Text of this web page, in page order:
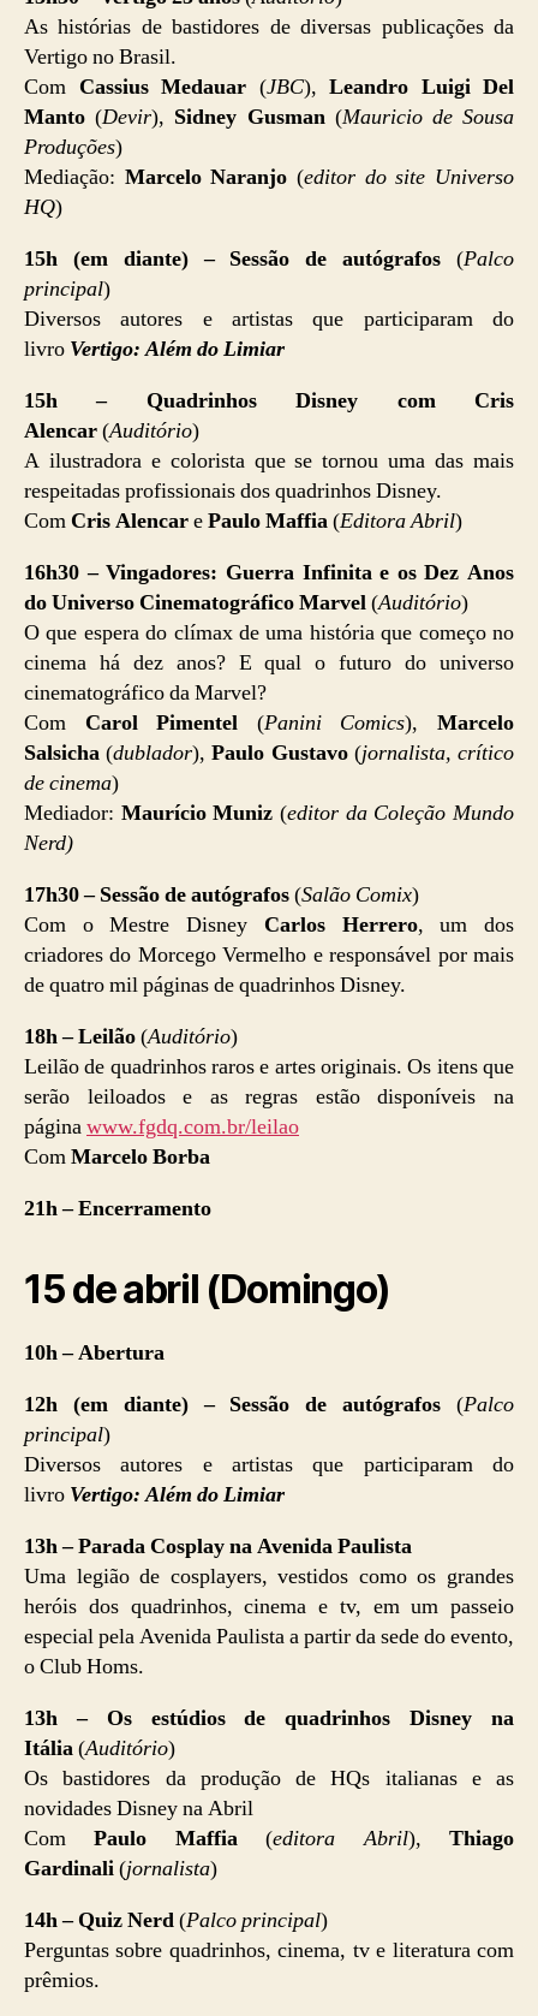
As histórias de bastidores de diversas publicações da
Vertigo no Brasil.
Com Cassius Medauar (JBC), Leandro Luigi Del
Manto (Devir), Sidney Gusman(Mauricio de Sousa
Produções)
Mediação: Marcelo Naranjo (editor do site Universo
HQ)
15h (em diante) – Sessão de autógrafos (Palco
principal)
Diversos autores e artistas que participaram do
livro Vertigo: Além do Limiar
15h – Quadrinhos Disney com Cris
Alencar(Auditório)
A ilustradora e colorista que se tornou uma das mais
respeitadas profissionais dos quadrinhos Disney.
Com Cris AlencarePaulo Maffia(Editora Abril)
16h30 – Vingadores: Guerra Infinita e os Dez Anos
do Universo Cinematográfico Marvel(Auditório)
O que espera do clímax de uma história que começo no
cinema há dez anos? E qual o futuro do universo
cinematográfico da Marvel?
Com Carol Pimentel (Panini Comics),Marcelo
Salsicha (dublador),Paulo Gustavo(jornalista, crítico
de cinema)
Mediador: Maurício Muniz (editor da Coleção Mundo
Nerd)
17h30 – Sessão de autógrafos(Salão Comix)
Com o Mestre Disney Carlos Herrero, um dos
criadores do Morcego Vermelho e responsável por mais
de quatro mil páginas de quadrinhos Disney.
18h – Leilão(Auditório)
Leilão de quadrinhos raros e artes originais. Os itens que
serão leiloados e as regras estão disponíveis na
páginawww.fgdq.com.br/leilao
ComMarcelo Borba
21h – Encerramento
15 de abril (Domingo)
10h – Abertura
12h (em diante) – Sessão de autógrafos (Palco
principal)
Diversos autores e artistas que participaram do
livro Vertigo: Além do Limiar
13h – Parada Cosplay na Avenida Paulista
Uma legião de cosplayers, vestidos como os grandes
heróis dos quadrinhos, cinema e tv, em um passeio
especial pela Avenida Paulista a partir da sede do evento,
o Club Homs.
13h – Os estúdios de quadrinhos Disney na
Itália(Auditório)
Os bastidores da produção de HQs italianas e as
novidades Disney na Abril
ComPaulo Maffia(editora Abril),Thiago
Gardinali(jornalista)
14h – Quiz Nerd(Palco principal)
Perguntas sobre quadrinhos, cinema, tv e literatura com
prêmios.